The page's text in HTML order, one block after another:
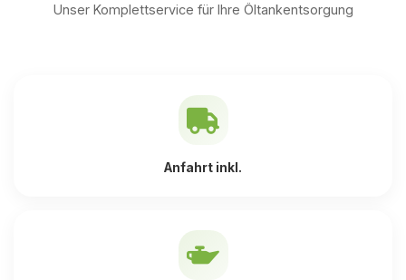
Unser Komplettservice für Ihre Öltankentsorgung
Anfahrt inkl.